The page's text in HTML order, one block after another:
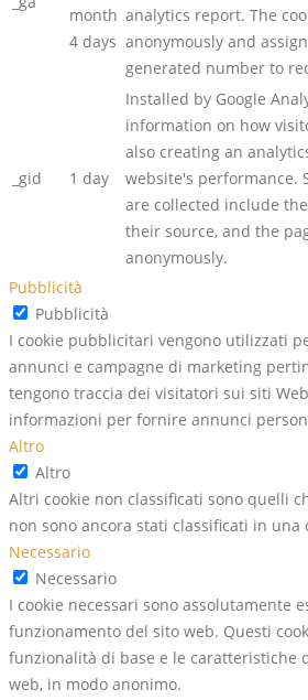
month
4 days
analytics report. The
anonymously and
generated number to
_gid 1 day
Installed by Google
information on how
also creating an
website's performance.
are collected include
their source, and the
anonymously.
Pubblicità
Pubblicità
I cookie pubblicitari vengono utilizzati
annunci e campagne di marketing
tengono traccia dei visitatori sui siti
informazioni per fornire annunci
Altro
Altro
Altri cookie non classificati sono quelli
non sono ancora stati classificati in una
Necessario
Necessario
I cookie necessari sono assolutamente
funzionamento del sito web. Questi
funzionalità di base e le caratteristiche
web, in modo anonimo.